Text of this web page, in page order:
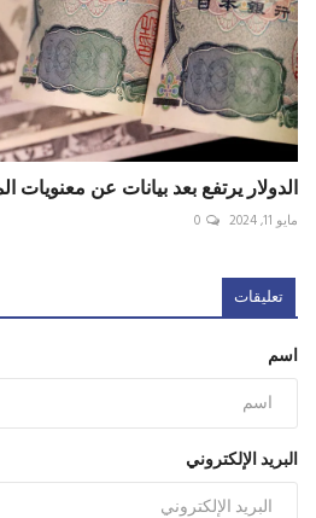
الدولار يرتفع بعد بيانات عن معنويات
مايو 11, 2024 0
تعليقات
اسم
البريد الإلكتروني